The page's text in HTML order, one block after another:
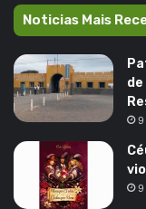
Noticias Mais
9
9